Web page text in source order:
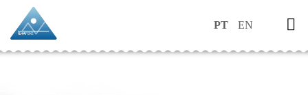
PT EN